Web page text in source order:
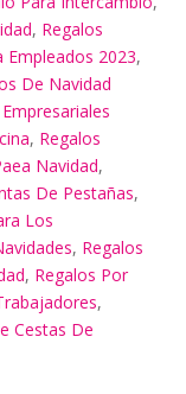
, Regalos
Empleados 2023,
De Navidad
, Regalos
Navidad,
De Pestañas,
Los
, Regalos
, Regalos Por
,
Cestas De